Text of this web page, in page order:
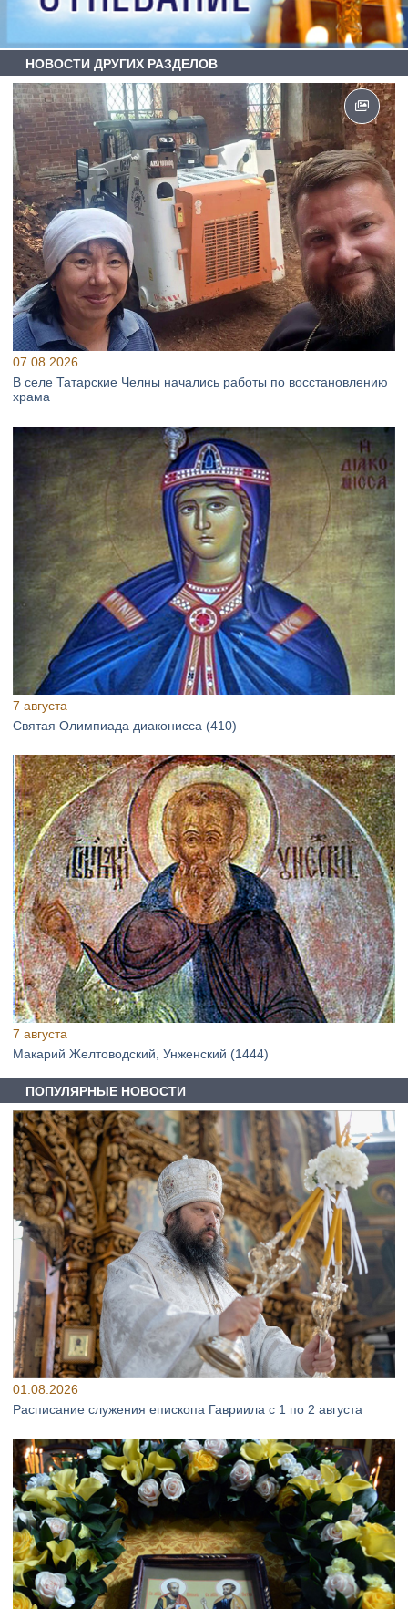
НОВОСТИ ДРУГИХ РАЗДЕЛОВ
07.08.2026
В селе Татарские Челны начались работы по восстановлению
храма
7 августа
Святая Олимпиада диаконисса (410)
7 августа
Макарий Желтоводский, Унженский (1444)
ПОПУЛЯРНЫЕ НОВОСТИ
01.08.2026
Расписание служения епископа Гавриила с 1 по 2 августа